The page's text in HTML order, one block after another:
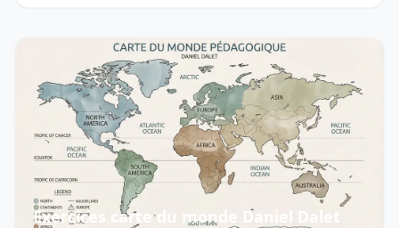
Exercices carte du monde Daniel Dalet